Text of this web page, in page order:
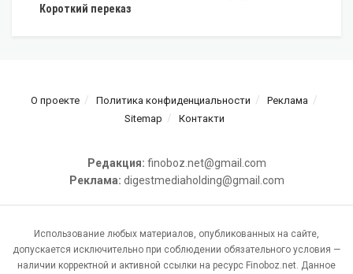
Короткий переказ
О проекте Политика конфиденциальности
Реклама
Sitemap
Контакти
Редакция: finoboz.net@gmail.com
Реклама: digestmediaholding@gmail.com
Использование любых материалов, опубликованных на сайте,
допускается исключительно при соблюдении обязательного условия —
наличии корректной и активной ссылки на ресурс Finoboz.net. Данное